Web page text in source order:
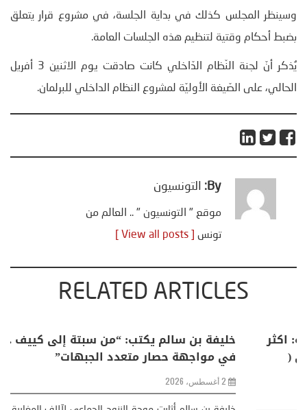
وسينظر المجلس كذلك في بداية الجلسة، في مشروع قرار يتعلق
بضبط أحكام وقتية لتنظيم هذه الجلسات العامة.
يُذكر أنّ لجنة النّظام الدّاخلي كانت صادقت يوم الاثنين 3 أفريل
الحالي، على الصّيغة الأوليّة لمشروع النظام الداخلي للبرلمان.
By: التونسيون
موقع " التونسيون " .. العالم من
تونس
RELATED ARTICLES
منذر بالضيافي يكتب حول: التغيرات المناخية: اكثر
من ظاهرة طبيعية .. تحول اجتماعي وحضاري (
مقاربة سوسيولوجية )